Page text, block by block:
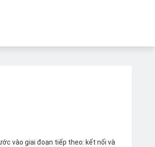
vào giai đoạn tiếp theo: kết nối và